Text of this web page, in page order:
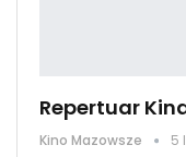
Repertuar
Kino Mazowsze 5